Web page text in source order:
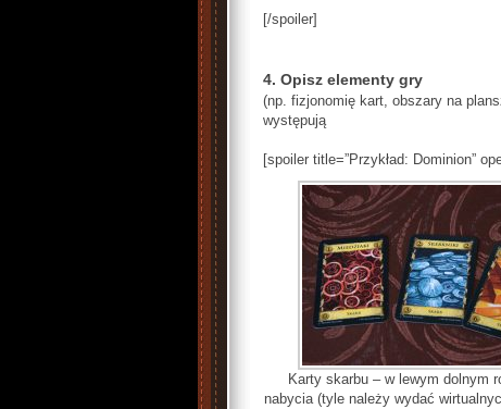
[/spoiler]
4. Opisz elementy gry
(np. fizjonomię kart, obszary na
występują
[spoiler title=”Przykład: Dominion”
Karty skarbu – w lewym dolnym
nabycia (tyle należy wydać